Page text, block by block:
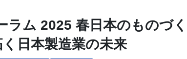
ラム 2025 春日本のものづ
日本製造業の未来